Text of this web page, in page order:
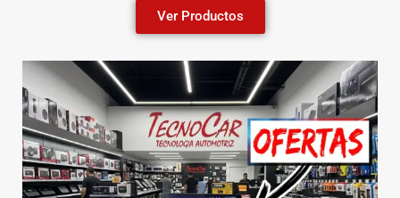
Ver Productos